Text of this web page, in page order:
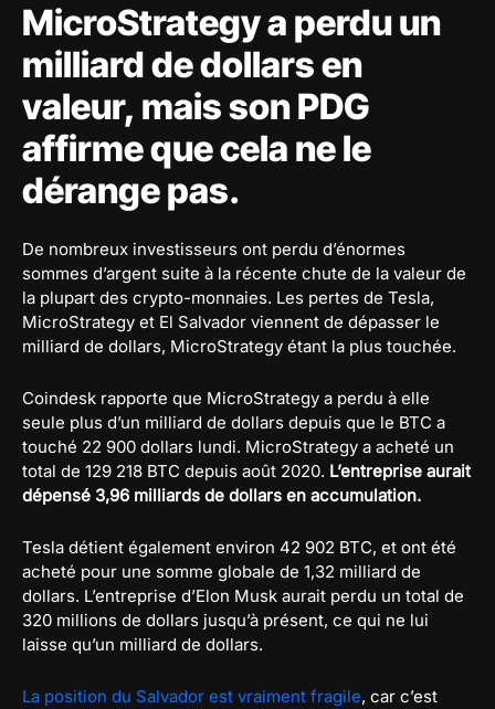
MicroStrategy a perdu un
milliard de dollars en
valeur, mais son PDG
affirme que cela ne le
dérange pas.
De nombreux investisseurs ont perdu d’énormes
sommes d’argent suite à la récente chute de la valeur de
la plupart des crypto-monnaies. Les pertes de Tesla,
MicroStrategy et El Salvador viennent de dépasser le
milliard de dollars, MicroStrategy étant la plus touchée.
Coindesk rapporte que MicroStrategy a perdu à elle
seule plus d’un milliard de dollars depuis que le BTC a
touché 22 900 dollars lundi. MicroStrategy a acheté un
total de 129 218 BTC depuis août 2020. L’entreprise aurait
dépensé 3,96 milliards de dollars en accumulation.
Tesla détient également environ 42 902 BTC, et ont été
acheté pour une somme globale de 1,32 milliard de
dollars. L’entreprise d’Elon Musk aurait perdu un total de
320 millions de dollars jusqu’à présent, ce qui ne lui
laisse qu’un milliard de dollars.
La position du Salvador est vraiment fragile, car c’est